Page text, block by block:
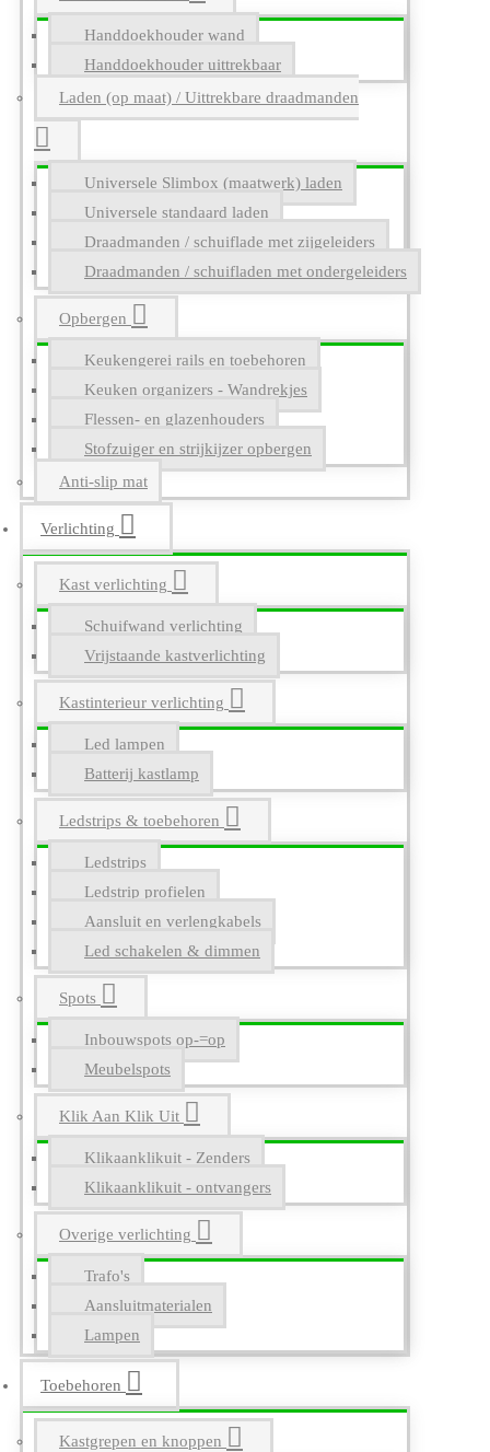
Handdoekhouder wand
Handdoekhouder uittrekbaar
Laden (op maat) / Uittrekbare draadmanden
Universele Slimbox (maatwerk) laden
Universele standaard laden
Draadmanden / schuiflade met zijgeleiders
Draadmanden / schuifladen met ondergeleiders
Opbergen
Keukengerei rails en toebehoren
Keuken organizers - Wandrekjes
Flessen- en glazenhouders
Stofzuiger en strijkijzer opbergen
Anti-slip mat
Verlichting
Kast verlichting
Schuifwand verlichting
Vrijstaande kastverlichting
Kastinterieur verlichting
Led lampen
Batterij kastlamp
Ledstrips & toebehoren
Ledstrips
Ledstrip profielen
Aansluit en verlengkabels
Led schakelen & dimmen
Spots
Inbouwspots op-=op
Meubelspots
Klik Aan Klik Uit
Klikaanklikuit - Zenders
Klikaanklikuit - ontvangers
Overige verlichting
Trafo's
Aansluitmaterialen
Lampen
Toebehoren
Kastgrepen en knoppen